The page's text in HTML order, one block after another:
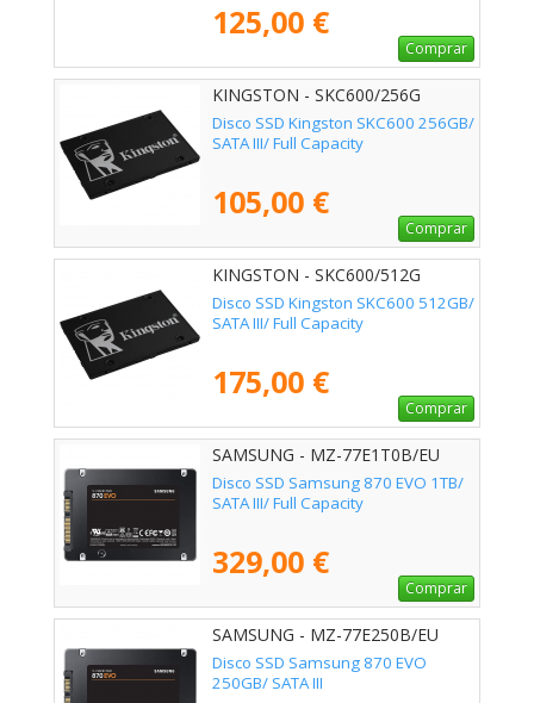
125,00 €
Comprar
KINGSTON - SKC600/256G
Disco SSD Kingston SKC600 256GB/
SATA III/ Full Capacity
105,00 €
Comprar
KINGSTON - SKC600/512G
Disco SSD Kingston SKC600 512GB/
SATA III/ Full Capacity
175,00 €
Comprar
SAMSUNG - MZ-77E1T0B/EU
Disco SSD Samsung 870 EVO 1TB/
SATA III/ Full Capacity
329,00 €
Comprar
SAMSUNG - MZ-77E250B/EU
Disco SSD Samsung 870 EVO
250GB/ SATA III